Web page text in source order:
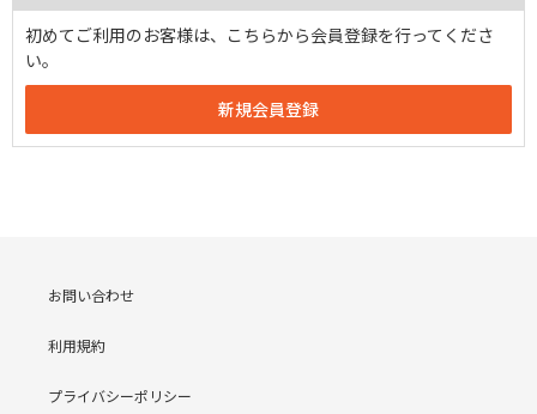
初めてご利用のお客様は、こちらから会員登録を行ってくださ
い。
お問い合わせ
利用規約
プライバシーポリシー